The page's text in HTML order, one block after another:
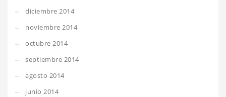
diciembre 2014
noviembre 2014
octubre 2014
septiembre 2014
agosto 2014
junio 2014